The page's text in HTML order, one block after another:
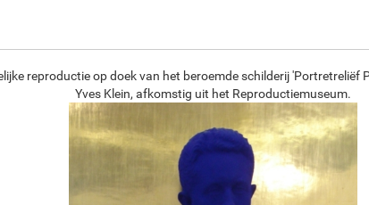
reproductie op doek van het beroemde schilderij 'Portretreliëf
Yves Klein, afkomstig uit het Reproductiemuseum.